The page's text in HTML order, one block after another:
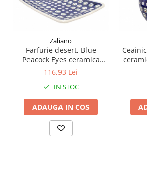
Zaliano
Farfurie desert, Blue
Peacock Eyes ceramica
smaltuita, dreptunghiulara,
22,0 x 15,0 cm
116,93 Lei
IN STOC
ADAUGA IN COS